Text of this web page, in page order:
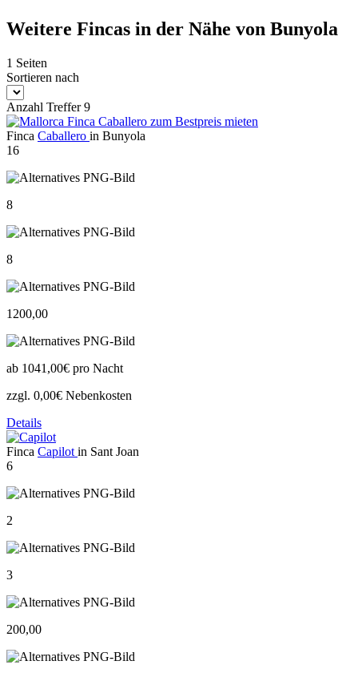
Weitere Fincas in der Nähe von Bunyola
1 Seiten
Sortieren nach
Anzahl Treffer 9
Finca Caballero in Bunyola
16
8
8
1200,00
ab 1041,00€ pro Nacht
zzgl. 0,00€ Nebenkosten
Details
Finca Capilot in Sant Joan
6
2
3
200,00